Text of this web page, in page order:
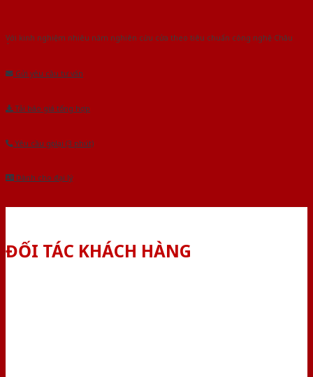
Với kinh nghiệm nhiêu năm nghiên cứu cửa theo tiêu chuẩn công nghệ Châu
Gửi yêu cầu tư vấn
Tải báo giá tổng hợp
Yêu cầu gọi lại (3 phút)
Dành cho đại lý
ĐỐI TÁC KHÁCH HÀNG